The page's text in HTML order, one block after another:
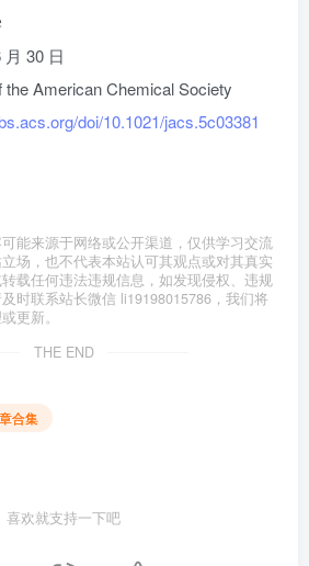
30 日
American Chemical Society
doi/10.1021/jacs.5c03381
能来源于网络或公开渠道，仅供学习交流
场，也不代表本站认可其观点或对其真实
载任何违法违规信息，如发现侵权、违规
时联系站长微信 li19198015786，我们将
更新。
THE END
合集
喜欢就支持一下吧